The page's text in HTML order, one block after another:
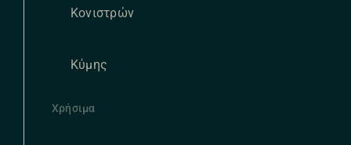
Κονιστρών
Κύμης
Χρήσιμα